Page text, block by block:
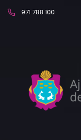
971 788 100